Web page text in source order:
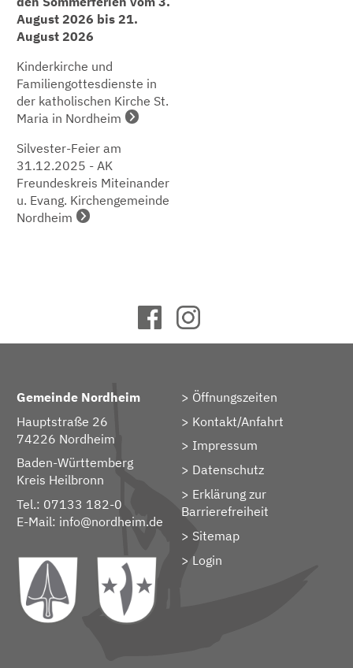
August 2026 bis 21.
August 2026
Kinderkirche und
Familiengottesdienste in
der katholischen Kirche St.
Maria in Nordheim
Silvester-Feier am
31.12.2025 - AK
Freundeskreis Miteinander
u. Evang. Kirchengemeinde
Nordheim
Gemeinde Nordheim
Hauptstraße 26
74226 Nordheim
Baden-Württemberg
Kreis Heilbronn
Tel.: 07133 182-0
E-Mail: info@nordheim.de
Öffnungszeiten
Kontakt/Anfahrt
Impressum
Datenschutz
Erklärung zur
Barrierefreiheit
Sitemap
> Login